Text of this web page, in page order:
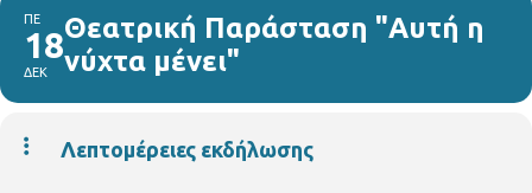
ΠΕ
18
ΔΕΚ
Θεατρική Παράσταση "Αυτή η
νύχτα μένει"
Λεπτομέρειες εκδήλωσης